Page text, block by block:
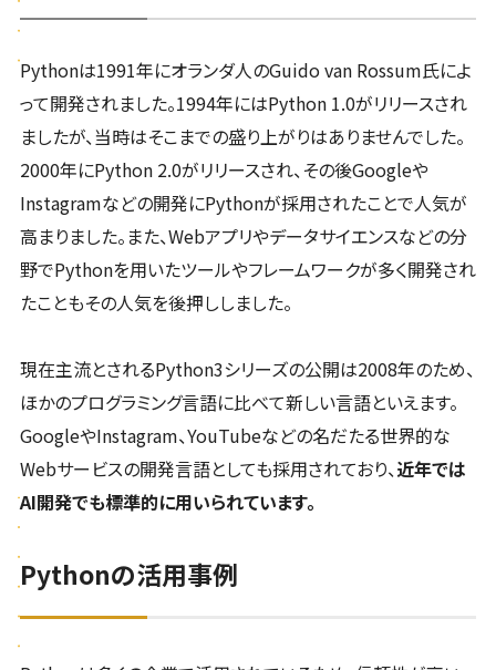
Pythonは1991年にオランダ人のGuido van Rossum氏によ
って開発されました。1994年にはPython 1.0がリリースされ
ましたが、当時はそこまでの盛り上がりはありませんでした。
2000年にPython 2.0がリリースされ、その後Googleや
Instagramなどの開発にPythonが採用されたことで人気が
高まりました。また、Webアプリやデータサイエンスなどの分
野でPythonを用いたツールやフレームワークが多く開発され
たこともその人気を後押ししました。
現在主流とされるPython3シリーズの公開は2008年のため、
ほかのプログラミング言語に比べて新しい言語といえます。
GoogleやInstagram、YouTubeなどの名だたる世界的な
Webサービスの開発言語としても採用されており、近年では
AI開発でも標準的に用いられています。
Pythonの活用事例